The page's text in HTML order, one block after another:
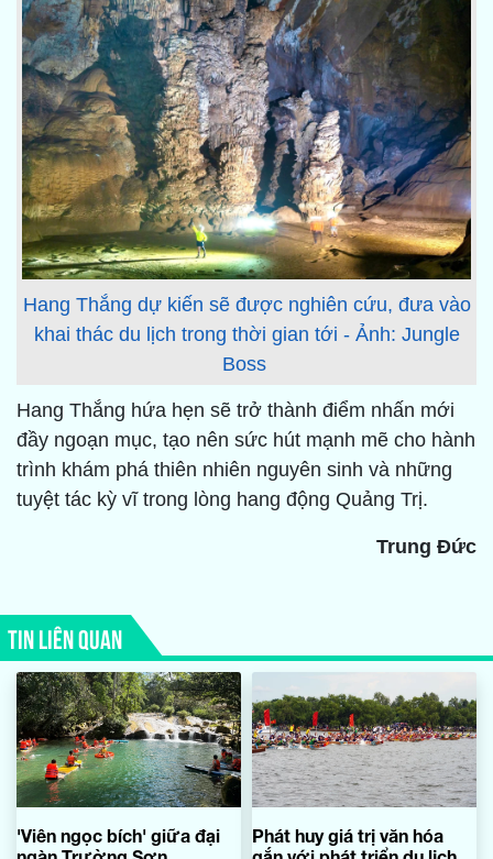
Hang Thắng dự kiến sẽ được nghiên cứu, đưa vào
khai thác du lịch trong thời gian tới - Ảnh: Jungle
Boss
Hang Thắng hứa hẹn sẽ trở thành điểm nhấn mới
đầy ngoạn mục, tạo nên sức hút mạnh mẽ cho hành
trình khám phá thiên nhiên nguyên sinh và những
tuyệt tác kỳ vĩ trong lòng hang động Quảng Trị.
Trung Đức
TIN LIÊN QUAN
'Viên ngọc bích' giữa đại
Phát huy giá trị văn hóa